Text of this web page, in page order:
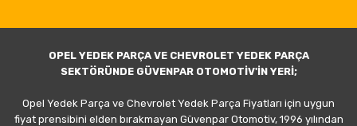
OPEL YEDEK PARÇA VE CHEVROLET YEDEK PARÇA
SEKTÖRÜNDE GÜVENPAR OTOMOTİV'İN YERİ;
Opel Yedek Parça ve Chevrolet Yedek Parça Fiyatları için uygun
fiyat prensibini elden bırakmayan Güvenpar Otomotiv, 1996 yılından